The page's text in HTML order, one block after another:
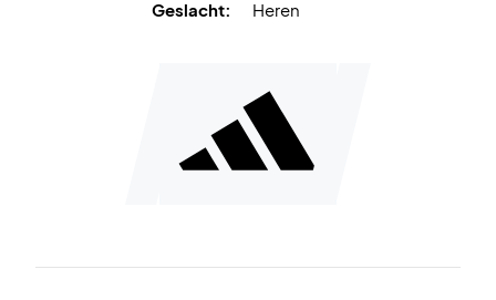
Geslacht:
Heren